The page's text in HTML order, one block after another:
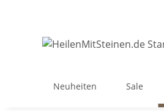
Neuheiten Sale